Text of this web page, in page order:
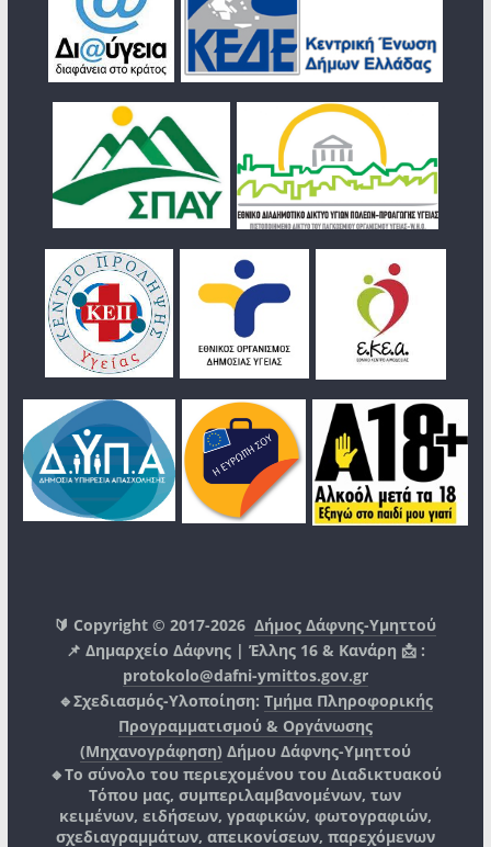
🔰 Copyright © 2017-2026Δήμος Δάφνης-Υμηττού
📌 Δημαρχείο Δάφνης | Έλλης 16 & Κανάρη 📩 :
protokolo@dafni-ymittos.gov.gr
🔹Σχεδιασμός-Υλοποίηση: Τμήμα Πληροφορικής
Προγραμματισμού & Οργάνωσης
(Μηχανογράφηση) Δήμου Δάφνης-Υμηττού
🔸Το σύνολο του περιεχομένου του Διαδικτυακού
Τόπου μας, συμπεριλαμβανομένων, των
κειμένων, ειδήσεων, γραφικών, φωτογραφιών,
σχεδιαγραμμάτων, απεικονίσεων, παρεχόμενων